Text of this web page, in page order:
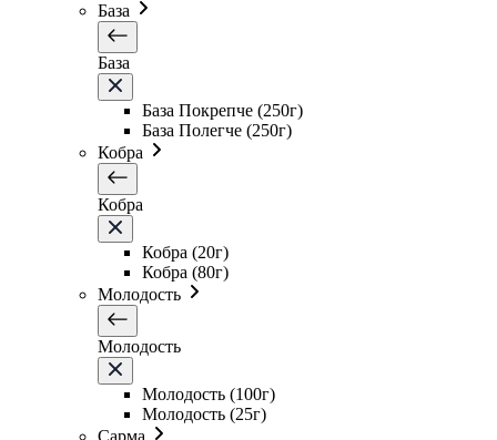
База
База
База Покрепче (250г)
База Полегче (250г)
Кобра
Кобра
Кобра (20г)
Кобра (80г)
Молодость
Молодость
Молодость (100г)
Молодость (25г)
Сарма